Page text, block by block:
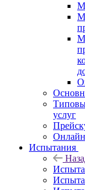
услуг
Испытания